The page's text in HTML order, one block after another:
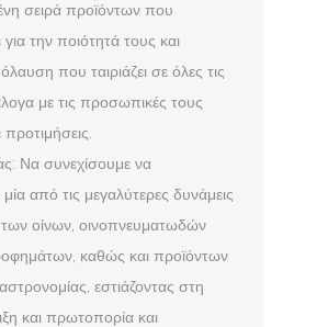
σειρά προϊόντων που
για την ποιότητά τους και
που ταιριάζει σε όλες τις
με τις προσωπικές τους
προτιμήσεις.
Να συνεχίσουμε να
από τις μεγαλύτερες δυνάμεις
οίνων, οινοπνευματωδών
καθώς και προϊόντων
εστιάζοντας στη
και πρωτοπορία και